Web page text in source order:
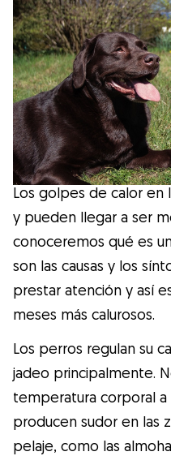
Salud
Accesorios
Educación
Más contenido
Razas
Buscar
¿Qué es
Gudog es la forma
reservar con el
perfecto. ¡Miles de
disponibles para
Los golpes de calor en
y pueden llegar a ser
conoceremos qué es
son las causas y los
prestar atención y así
meses más calurosos.
Los perros regulan su
jadeo principalmente.
temperatura corporal
producen sudor en las
pelaje, como las